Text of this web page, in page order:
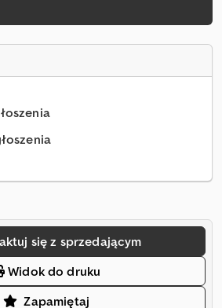
się z sprzedającym
Widok do druku
Zapamiętaj